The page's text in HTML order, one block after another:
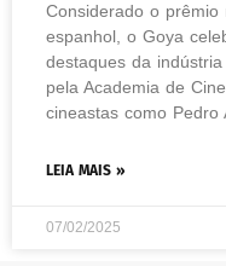
Considerado o prêmio
espanhol, o Goya
destaques da
pela Academia de
cineastas como Pedro
LEIA MAIS »
07/02/2025